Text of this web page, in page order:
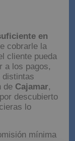
en
cobrarle la
cliente pueda
a los pagos,
distintas
de Cajamar,
descubierto
lo
mínima